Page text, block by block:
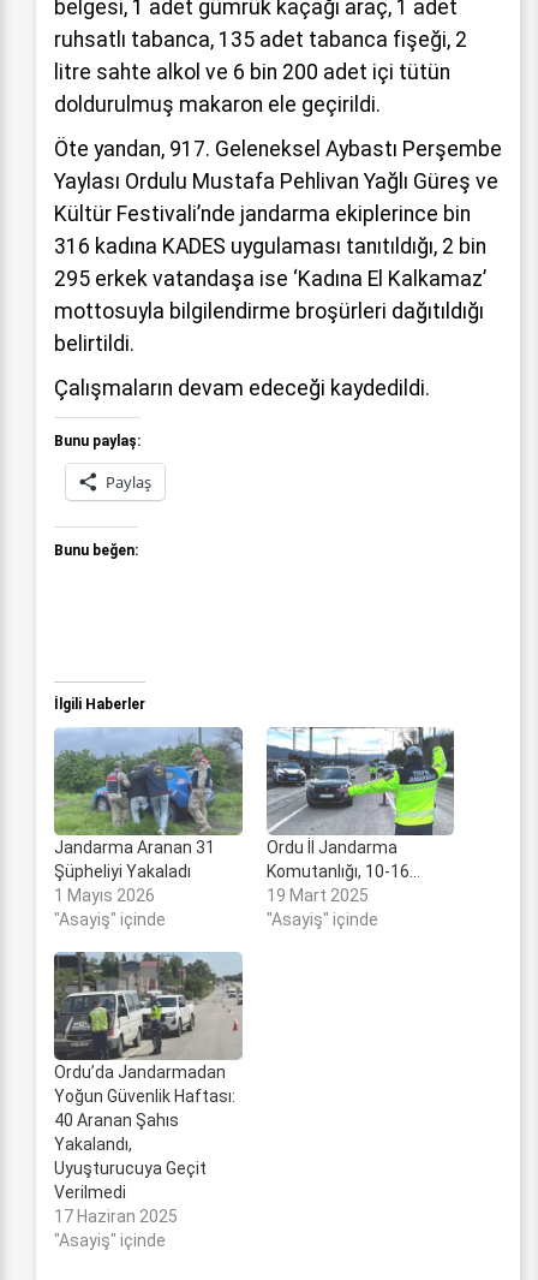
belgesi, 1 adet gümrük kaçağı araç, 1 adet
ruhsatlı tabanca, 135 adet tabanca fişeği, 2
litre sahte alkol ve 6 bin 200 adet içi tütün
doldurulmuş makaron ele geçirildi.
Öte yandan, 917. Geleneksel Aybastı Perşembe
Yaylası Ordulu Mustafa Pehlivan Yağlı Güreş ve
Kültür Festivali’nde jandarma ekiplerince bin
316 kadına KADES uygulaması tanıtıldığı, 2 bin
295 erkek vatandaşa ise ‘Kadına El Kalkamaz’
mottosuyla bilgilendirme broşürleri dağıtıldığı
belirtildi.
Çalışmaların devam edeceği kaydedildi.
Bunu paylaş:
Paylaş
Bunu beğen:
İlgili Haberler
Jandarma Aranan 31
Şüpheliyi Yakaladı
1 Mayıs 2026
"Asayiş" içinde
Ordu İl Jandarma
Komutanlığı, 10-16…
19 Mart 2025
"Asayiş" içinde
Ordu’da Jandarmadan
Yoğun Güvenlik Haftası:
40 Aranan Şahıs
Yakalandı,
Uyuşturucuya Geçit
Verilmedi
17 Haziran 2025
"Asayiş" içinde